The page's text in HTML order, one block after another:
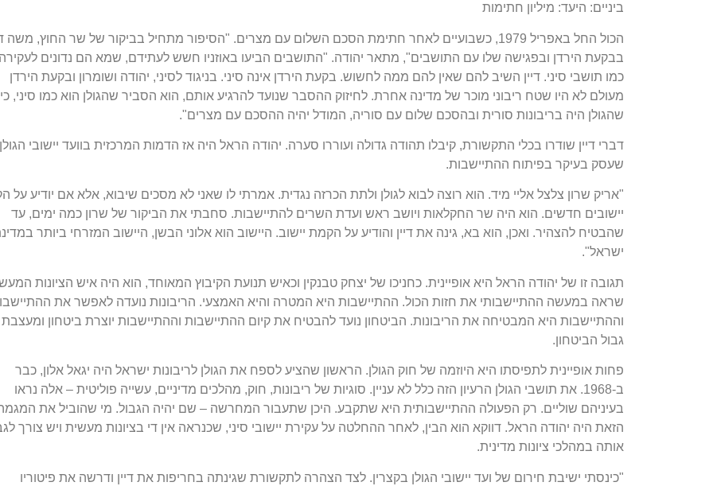
ביניים: היעד: מיליון חתימות
הכול החל באפריל 1979, כשבועיים לאחר חתימת הסכם השלום עם מצרים. "הסיפור מתחיל בביקור של שר החוץ, משה
בבקעת הירדן ובפגישה שלו עם התושבים", מתאר יהודה. "התושבים הביעו באוזניו חשש לעתידם, שמא הם נדונים
כמו תושבי סיני. דיין השיב להם שאין להם ממה לחשוש. בקעת הירדן אינה סיני. בניגוד לסיני, יהודה ושומרון ובקעת הירדן
מעולם לא היו שטח ריבוני מוכר של מדינה אחרת. לחיזוק ההסבר שנועד להרגיע אותם, הוא הסביר שהגולן הוא כמו סיני,
שהגולן היה בריבונות סורית ובהסכם שלום עם סוריה, המודל יהיה ההסכם עם מצרים".
דברי דיין שודרו בכלי התקשורת, קיבלו תהודה גדולה ועוררו סערה. יהודה הראל היה אז הדמות המרכזית בוועד יישובי
שעסק בעיקר בפיתוח ההתיישבות.
"אריק שרון צלצל אליי מיד. הוא רוצה לבוא לגולן ולתת הכרזה נגדית. אמרתי לו שאני לא מסכים שיבוא, אלא אם יודיע על
יישובים חדשים. הוא היה שר החקלאות ויושב ראש ועדת השרים להתיישבות. סחבתי את הביקור של שרון כמה ימים, עד
שהבטיח להצהיר. ואכן, הוא בא, גינה את דיין והודיע על הקמת יישוב. היישוב הוא אלוני הבשן, היישוב המזרחי ביותר
ישראל".
תגובה זו של יהודה הראל היא אופיינית. כחניכו של יצחק טבנקין וכאיש תנועת הקיבוץ המאוחד, הוא היה איש הציונות
שראה במעשה ההתיישבותי את חזות הכול. ההתיישבות היא המטרה והיא האמצעי. הריבונות נועדה לאפשר את
וההתיישבות היא המבטיחה את הריבונות. הביטחון נועד להבטיח את קיום ההתיישבות וההתיישבות יוצרת ביטחון
גבול הביטחון.
פחות אופיינית לתפיסתו היא היוזמה של חוק הגולן. הראשון שהציע לספח את הגולן לריבונות ישראל היה יגאל אלון, כבר
ב-1968. את תושבי הגולן הרעיון הזה כלל לא עניין. סוגיות של ריבונות, חוק, מהלכים מדיניים, עשייה פוליטית – אלה נראו
בעיניהם שוליים. רק הפעולה ההתיישבותית היא שתקבע. היכן שתעבור המחרשה – שם יהיה הגבול. מי שהוביל את
הזאת היה יהודה הראל. דווקא הוא הבין, לאחר ההחלטה על עקירת יישובי סיני, שכנראה אין די בציונות מעשית ויש צורך
אותה במהלכי ציונות מדינית.
"כינסתי ישיבת חירום של ועד יישובי הגולן בקצרין. לצד הצהרה לתקשורת שגינתה בחריפות את דיין ודרשה את פיטוריו